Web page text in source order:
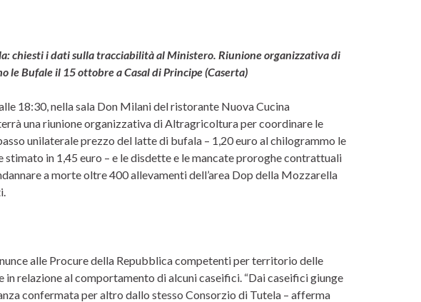
chiesti i dati sulla tracciabilità al Ministero. Riunione organizzativa di
le Bufale il 15 ottobre a Casal di Principe (Caserta)
18:30, nella sala Don Milani del ristorante Nuova Cucina
una riunione organizzativa di Altragricoltura per coordinare le
unilaterale prezzo del latte di bufala – 1,20 euro al chilogrammo le
in 1,45 euro – e le disdette e le mancate proroghe contrattuali
a morte oltre 400 allevamenti dell’area Dop della Mozzarella
alle Procure della Repubblica competenti per territorio delle
relazione al comportamento di alcuni caseifici. “Dai caseifici giunge
confermata per altro dallo stesso Consorzio di Tutela – afferma